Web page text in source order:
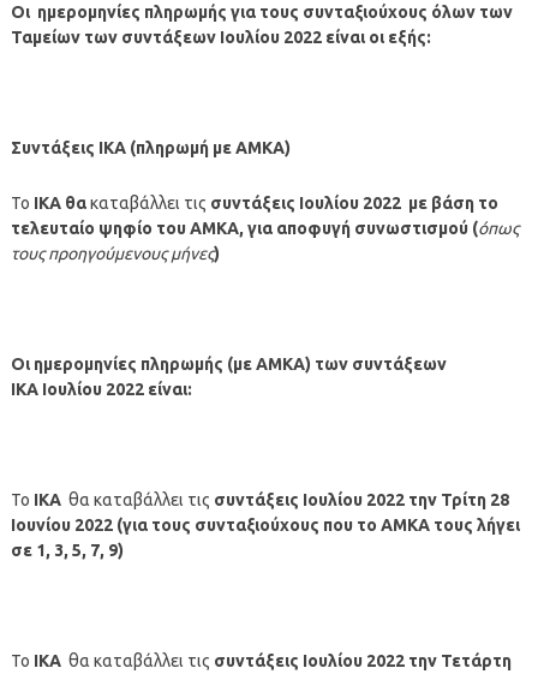
Οι ημερομηνίες πληρωμής για τους συνταξιούχους όλων των
Ταμείων των συντάξεων Ιουλίου2022 είναι οι εξής:
Συντάξεις ΙΚΑ (πληρωμή με ΑΜΚΑ)
Το ΙΚΑ θακαταβάλλει τις συντάξεις Ιουλίου2022 με βάση το
τελευταίο ψηφίο του ΑΜΚΑ, για αποφυγή συνωστισμού (όπως
τους προηγούμενους μήνες)
Οι ημερομηνίες πληρωμής (με ΑΜΚΑ) των συντάξεων
ΙΚΑ Ιουλίου2022είναι:
Το ΙΚΑθα καταβάλλει τις συντάξεις Ιουλίου2022 την Τρίτη 28
Ιουνίου 2022 (για τους συνταξιούχους που το ΑΜΚΑ τους λήγει
σε 1, 3, 5, 7, 9)
Το ΙΚΑθα καταβάλλει τις συντάξεις Ιουλίου2022 την Τετάρτη